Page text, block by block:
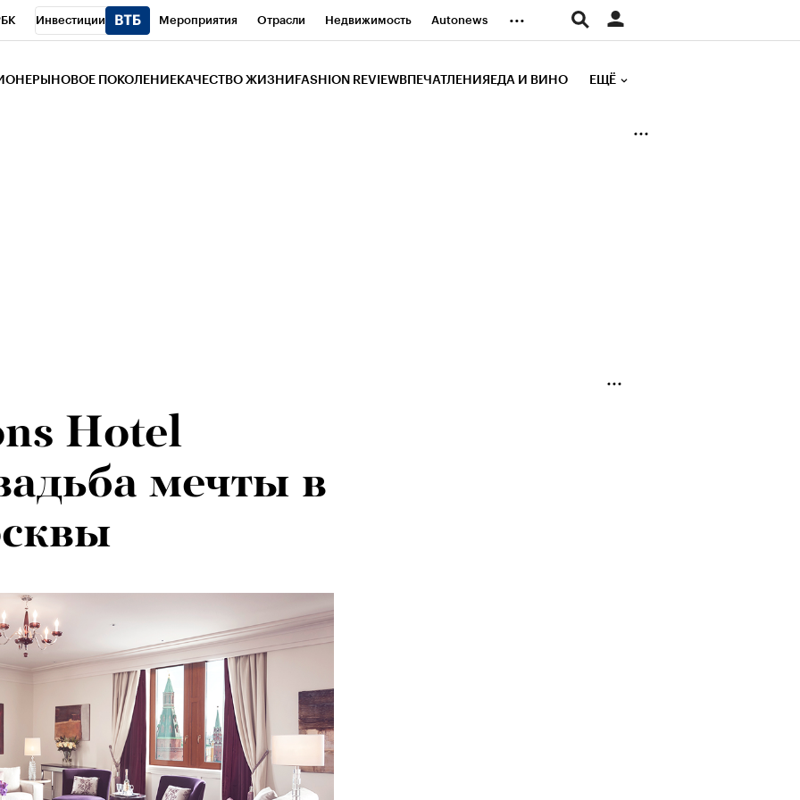
Инвестиции Мероприятия Отрасли Недвижимость Autonews ...
НОВОЕ ПОКОЛЕНИЕ КАЧЕСТВО ЖИЗНИ FASHION REVIEW ВПЕЧАТЛЕНИЯ ЕДА И ВИНО ЕЩЁ
Hotel
мечты в
альпиниста:
не
от похода